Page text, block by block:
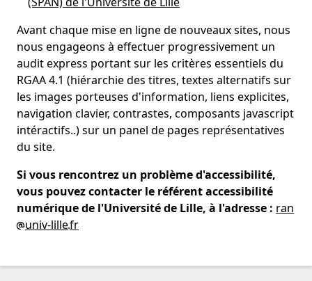
Avant chaque mise en ligne de nouveaux sites, nous
nous engageons à effectuer progressivement un
audit express portant sur les critères essentiels du
RGAA 4.1 (hiérarchie des titres, textes alternatifs sur
les images porteuses d'information, liens explicites,
navigation clavier, contrastes, composants javascript
intéractifs..) sur un panel de pages représentatives
du site.
Si vous rencontrez un problème d'accessibilité,
vous pouvez contacter le référent accessibilité
numérique de l'Université de Lille, à l'adresse : ran
univ-lillefr